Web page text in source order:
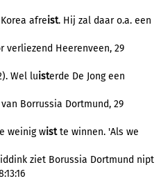
afreist. Hij zal daar o.a. een
verliezend Heerenveen, 29
Wel luisterde De Jong een
Borrussia Dortmund, 29
weinig wistte winnen. 'Als we
ziet Borussia Dortmund nipt